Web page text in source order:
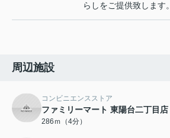
らしをご提供致します。
周辺施設
コンビニエンスストア
ファミリーマート 東陽台二丁目店
286ｍ（4分）